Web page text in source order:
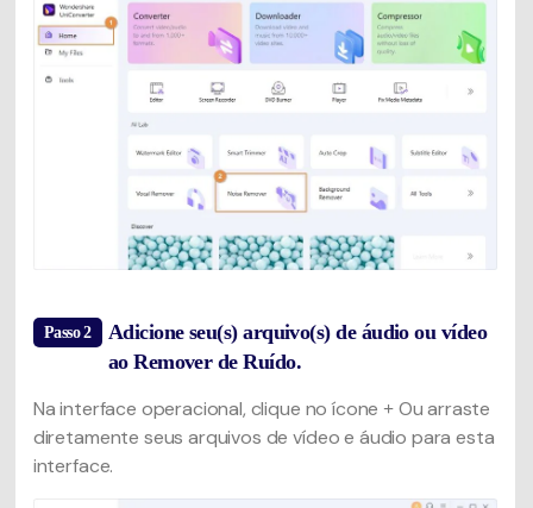
Passo 2
Adicione seu(s) arquivo(s) de áudio ou vídeo
ao Remover de Ruído.
Na interface operacional, clique no ícone +Ou arraste
diretamente seus arquivos de vídeo e áudio para esta
interface.